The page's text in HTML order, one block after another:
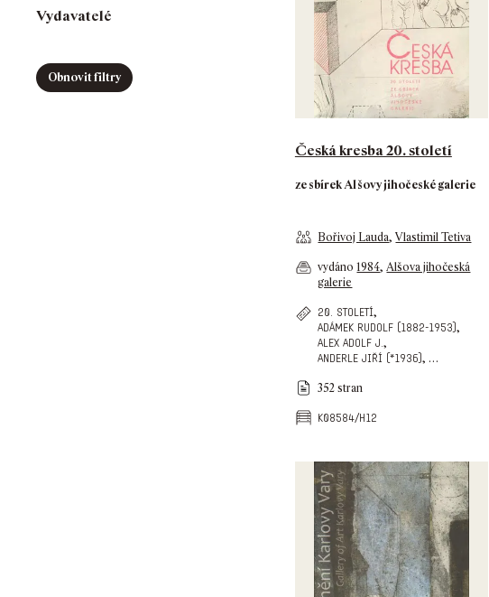
Vydavatelé
Obnovit filtry
Česká kresba 20. století
ze sbírek Alšovy jihočeské galerie
Bořivoj Lauda,Vlastimil Tetiva
vydáno1984, Alšova jihočeská
galerie
20. století,
adámek rudolf (1882-1953),
alex adolf j.,
anderle jiří (*1936), …
352 stran
k08584/h12